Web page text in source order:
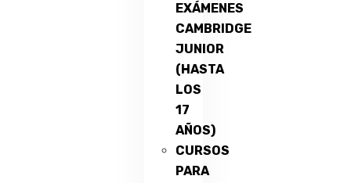
EXÁMENES
CAMBRIDGE
JUNIOR
(HASTA
LOS
17
AÑOS)
CURSOS
PARA